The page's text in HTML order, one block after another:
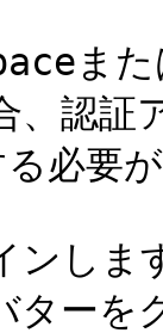
ま
、認証
必要
しま
ター